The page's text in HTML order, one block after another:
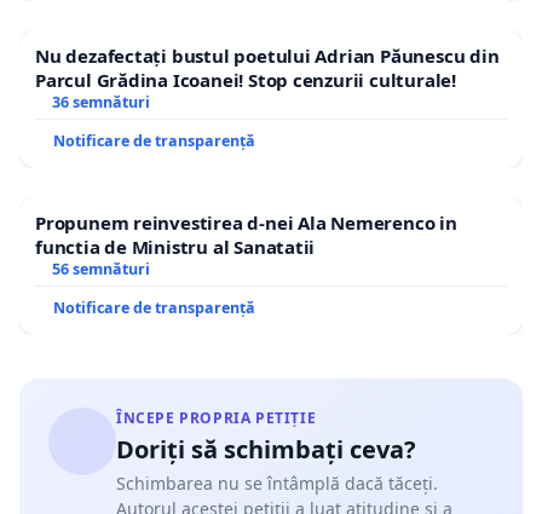
Nu dezafectați bustul poetului Adrian Păunescu din
Parcul Grădina Icoanei! Stop cenzurii culturale!
36 semnături
Notificare de transparență
Propunem reinvestirea d-nei Ala Nemerenco in
functia de Ministru al Sanatatii
56 semnături
Notificare de transparență
ÎNCEPE PROPRIA PETIȚIE
Doriți să schimbați ceva?
Schimbarea nu se întâmplă dacă tăceți.
Autorul acestei petiții a luat atitudine și a